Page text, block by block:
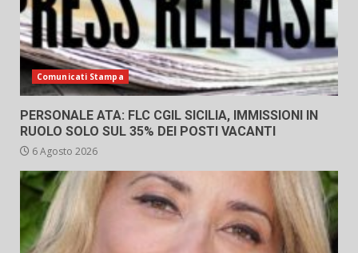
Comunicati Stampa
PERSONALE ATA: FLC CGIL SICILIA, IMMISSIONI IN
RUOLO SOLO SUL 35% DEI POSTI VACANTI
6 Agosto 2026